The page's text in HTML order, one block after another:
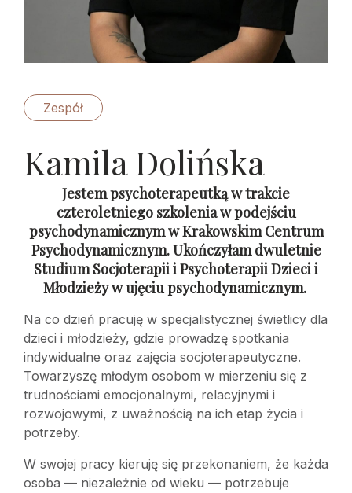
Zespół
Kamila Dolińska
Jestem psychoterapeutką w trakcie
czteroletniego szkolenia w podejściu
psychodynamicznym w Krakowskim Centrum
Psychodynamicznym. Ukończyłam dwuletnie
Studium Socjoterapii i Psychoterapii Dzieci i
Młodzieży w ujęciu psychodynamicznym.
Na co dzień pracuję w specjalistycznej świetlicy dla
dzieci i młodzieży, gdzie prowadzę spotkania
indywidualne oraz zajęcia socjoterapeutyczne.
Towarzyszę młodym osobom w mierzeniu się z
trudnościami emocjonalnymi, relacyjnymi i
rozwojowymi, z uważnością na ich etap życia i
potrzeby.
W swojej pracy kieruję się przekonaniem, że każda
osoba — niezależnie od wieku — potrzebuje